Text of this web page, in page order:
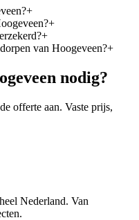
+
+
+
van Hoogeveen?+
nodig?
offerte aan. Vaste prijs,
Nederland. Van